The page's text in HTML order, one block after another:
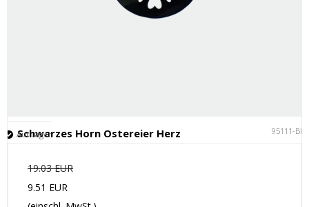
Schwarzes Horn Ostereier Herz 95111-BK
Auf Lager
19.03 EUR
9.51 EUR